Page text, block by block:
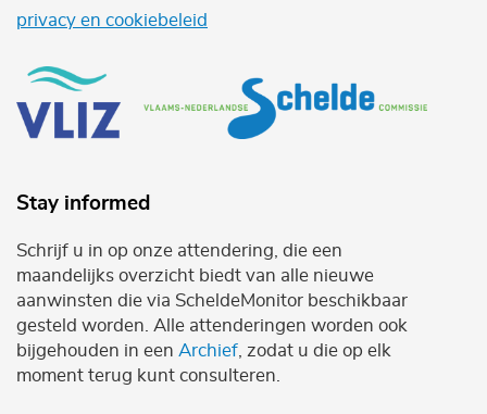
privacy en cookiebeleid
Stay informed
Schrijf u in op onze attendering, die een
maandelijks overzicht biedt van alle nieuwe
aanwinsten die via ScheldeMonitor beschikbaar
gesteld worden. Alle attenderingen worden ook
bijgehouden in een Archief , zodat u die op elk
moment terug kunt consulteren.